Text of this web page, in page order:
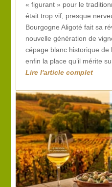
« figurant » pour le
était trop vif, presque
Bourgogne Aligoté fait sa
nouvelle génération de
cépage blanc historique de
enfin la place qu’il mérite